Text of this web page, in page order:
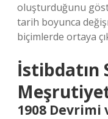
oluşturduğunu
tarih boyunca
biçimlerde ortaya
İstibdatın
1908